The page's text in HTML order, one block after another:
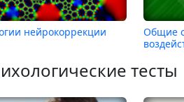
нейрокоррекции
Общие
тесты